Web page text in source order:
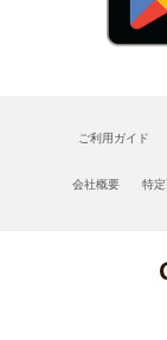
ご利用ガイド
会社概要 特